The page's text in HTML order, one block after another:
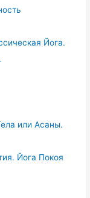
Йога.
или Асаны.
Йога Покоя